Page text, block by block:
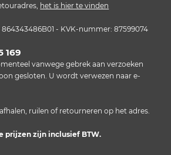
het is hier te vinden
- KVK-nummer: 87599074
169
vanwege gebrek aan verzoeken
gesloten. U wordt verwezen naar e-
ruilen of retourneren op het adres.
prijzen zijn inclusief BTW.